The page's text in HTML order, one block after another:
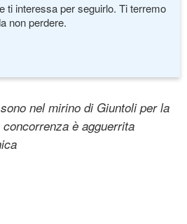
ti interessa per seguirlo. Ti terremo
non perdere.
nel mirino di Giuntoli per la
è agguerrita